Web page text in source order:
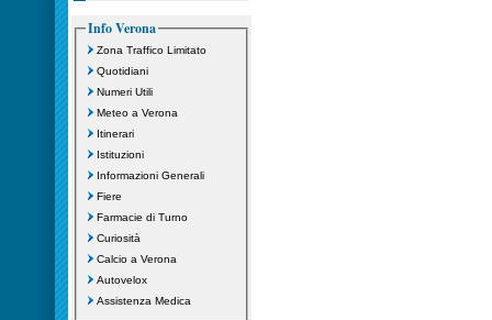
Info Verona
Zona Traffico Limitato
Quotidiani
Numeri Utili
Meteo a Verona
Itinerari
Istituzioni
Informazioni Generali
Fiere
Farmacie di Turno
Curiosità
Calcio a Verona
Autovelox
Assistenza Medica